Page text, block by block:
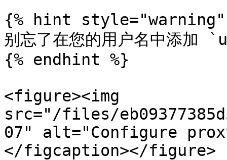
{% hint style="warning"
别忘了在您的用户名中添加
{% endhint %}
<figure><img
src="/files/
07" alt="Configure
</figcaption></figure>